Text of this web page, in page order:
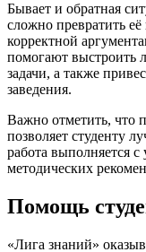
Бывает и обратная
сложно превратить
корректной
помогают выстроить
задачи, а также
заведения.
Важно отметить, что
позволяет студенту
работа выполняется с
методических
Помощь
«Лига знаний»